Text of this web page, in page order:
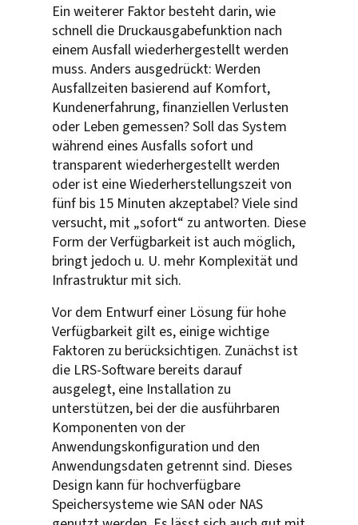
Ein weiterer Faktor besteht darin, wie
schnell die Druckausgabefunktion nach
einem Ausfall wiederhergestellt werden
muss. Anders ausgedrückt: Werden
Ausfallzeiten basierend auf Komfort,
Kundenerfahrung, finanziellen Verlusten
oder Leben gemessen? Soll das System
während eines Ausfalls sofort und
transparent wiederhergestellt werden
oder ist eine Wiederherstellungszeit von
fünf bis 15 Minuten akzeptabel? Viele sind
versucht, mit „sofort“ zu antworten. Diese
Form der Verfügbarkeit ist auch möglich,
bringt jedoch u. U. mehr Komplexität und
Infrastruktur mit sich.
Vor dem Entwurf einer Lösung für hohe
Verfügbarkeit gilt es, einige wichtige
Faktoren zu berücksichtigen. Zunächst ist
die LRS-Software bereits darauf
ausgelegt, eine Installation zu
unterstützen, bei der die ausführbaren
Komponenten von der
Anwendungskonfiguration und den
Anwendungsdaten getrennt sind. Dieses
Design kann für hochverfügbare
Speichersysteme wie SAN oder NAS